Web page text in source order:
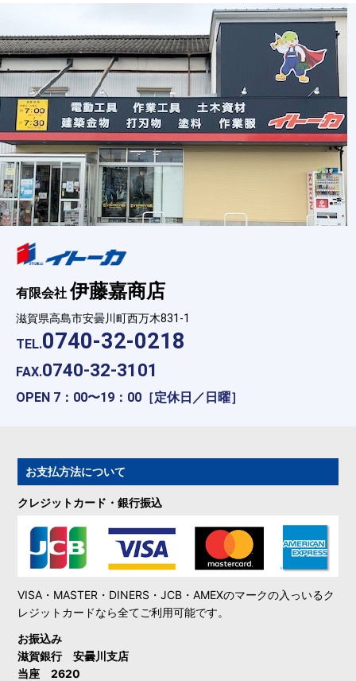
有限会社伊藤嘉商店
滋賀県高島市安曇川町西万木831-1
TEL.0740-32-0218
FAX.0740-32-3101
OPEN 7：00〜19：00［定休日／日曜］
お支払方法について
クレジットカード・銀行振込
VISA・MASTER・DINERS・JCB・AMEXのマークの入っいるク
レジットカードなら全てご利用可能です。
お振込み
滋賀銀行 安曇川支店
当座 2620